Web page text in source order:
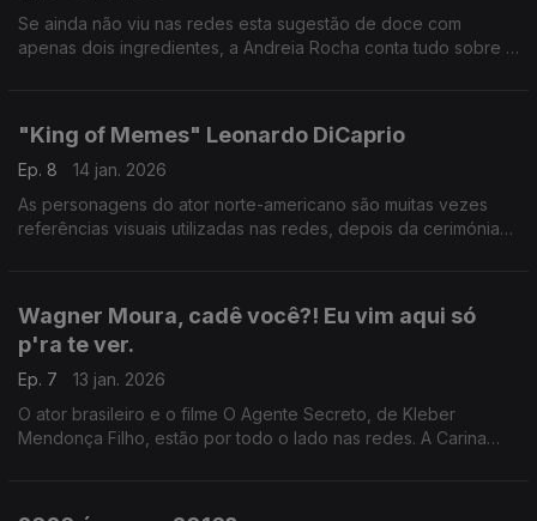
Se ainda não viu nas redes esta sugestão de doce com
apenas dois ingredientes, a Andreia Rocha conta tudo sobre a
"King of Memes" Leonardo DiCaprio
Ep. 8
14 jan. 2026
As personagens do ator norte-americano são muitas vezes
referências visuais utilizadas nas redes, depois da cerimónia
Wagner Moura, cadê você?! Eu vim aqui só
p'ra te ver.
Ep. 7
13 jan. 2026
O ator brasileiro e o filme O Agente Secreto, de Kleber
Mendonça Filho, estão por todo o lado nas redes. A Carina